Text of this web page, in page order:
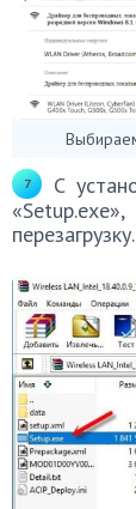
С
перезагрузку.